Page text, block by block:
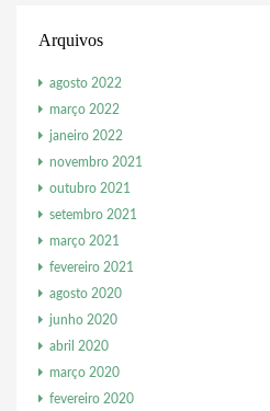
Arquivos
agosto 2022
março 2022
janeiro 2022
novembro 2021
outubro 2021
setembro 2021
março 2021
fevereiro 2021
agosto 2020
junho 2020
abril 2020
março 2020
fevereiro 2020